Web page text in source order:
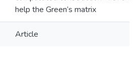
help the Green’s matrix
Article